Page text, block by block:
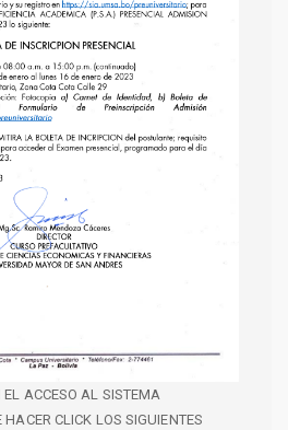
EL ACCESO AL SISTEMA
HACER CLICK LOS SIGUIENTES